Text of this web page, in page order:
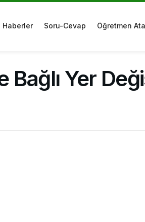
Haberler Soru-Cevap Öğretmen
Bağlı Yer